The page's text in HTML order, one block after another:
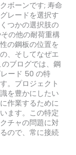
ボーンです; 寿命
レードを選択す
つかの選択肢の
の他の耐荷重構
の鋼板の位置を
、そしてなぜエ
ブログでは、鋼
ード 50 の特
。プロジェクト
を豊かにしたい
作業するために
ます。この特定
チャの問題に対
ので、常に接続